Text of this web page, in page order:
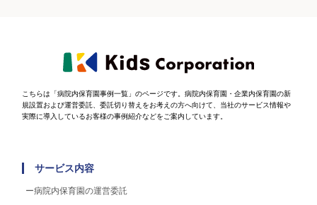
こちらは「病院内保育園事例一覧」のページです。病院内保育園・企業内保育園の新
規設置および運営委託、委託切り替えをお考えの方へ向けて、当社のサービス情報や
実際に導入しているお客様の事例紹介などをご案内しています。
サービス内容
病院内保育園の運営委託